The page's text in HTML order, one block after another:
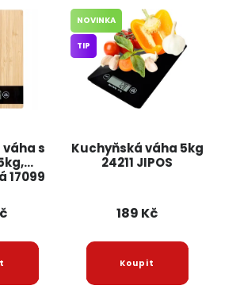
s
17099
Kuchyňská váha 5kg
24211 JIPOS
NOVINKA
TIP
189 Kč